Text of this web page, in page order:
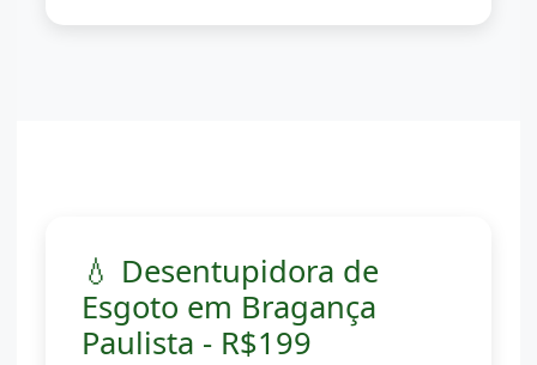
💧 Desentupidora de
Esgoto em Bragança
Paulista - R$199